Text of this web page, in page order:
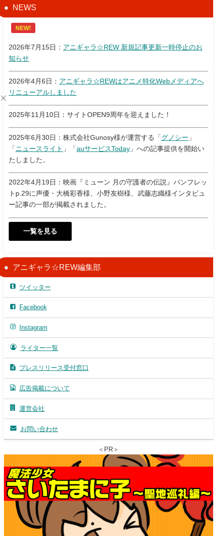
NEWS
NEW!
2026年7月15日： アニギャラ☆REW 新規記事更新一時停止のお
知らせ
2026年4月6日： アニギャラ☆REWはアニメ特化Webメディアへ
リニューアルしました
2025年11月10日：サイトOPEN9周年を迎えました！
2025年6月30日：株式会社Gunosy様が運営する「 グノシー 」
「 ニュースライト 」「auサービスToday 」への記事提供を開始い
たしました。
2022年4月19日：映画『ミューン 月の守護者の伝説』パンフレッ
トp.29に声優・大橋彩香様、小野友樹様、武藤志織様インタビュ
ー記事の一部が掲載されました。
一覧を見る
アニギャラ☆REW編集部
ツイッター
Facebook
Instagram
ライター一覧
プレスリリース受付窓口
広告掲載について
運営会社
お問い合わせ
＜PR＞